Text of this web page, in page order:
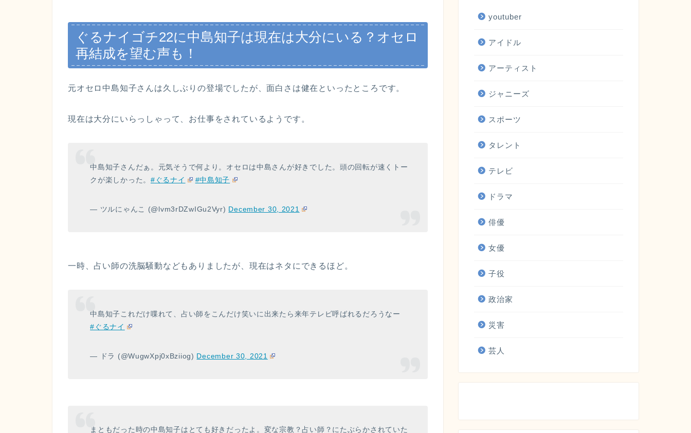
ぐるナイゴチ22に中島知子は現在は大分にいる？オセロ
再結成を望む声も！
元オセロ中島知子さんは久しぶりの登場でしたが、面白さは健在といったところです。
現在は大分にいらっしゃって、お仕事をされているようです。
中島知子さんだぁ。元気そうで何より。オセロは中島さんが好きでした。頭の回転が速くトー
クが楽しかった。 #ぐるナイ #中島知子
— ツルにゃんこ (@lvm3rDZwIGu2Vyr) December 30, 2021
一時、占い師の洗脳騒動などもありましたが、現在はネタにできるほど。
中島知子これだけ喋れて、占い師をこんだけ笑いに出来たら来年テレビ呼ばれるだろうなー
#ぐるナイ
— ドラ (@WugwXpj0xBziiog) December 30, 2021
まともだった時の中島知子はとても好きだったよ。変な宗教？占い師？にたぶらかされていた
youtuber
アイドル
アーティスト
ジャニーズ
スポーツ
タレント
テレビ
ドラマ
俳優
女優
子役
政治家
災害
芸人